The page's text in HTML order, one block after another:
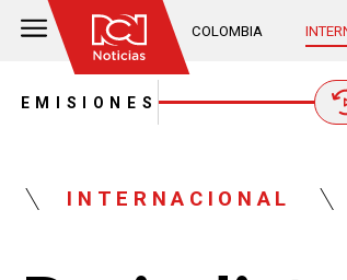
COLOMBIA
EMISIONES
INTERNACIONAL